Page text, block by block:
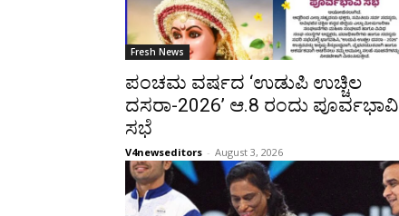
Fresh News
ಪಂಚಮ ವರ್ಷದ ‘ಉಡುಪಿ ಉಚ್ಚಿಲ
ದಸರಾ-2026’ ಆ.8 ರಂದು ಪೂರ್ವಭಾವಿ
ಸಭೆ
V4newseditors - August 3, 2026